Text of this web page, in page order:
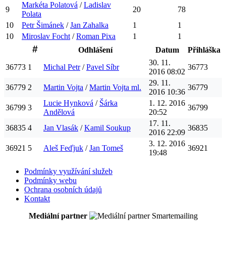
9
Markéta Polatová /Ladislav
Polata
20
78
10
Petr Šimánek /Jan Zahalka 1
1
10
Miroslav Focht /Roman Pixa 1
1
Odhlášení
Datum
Přihláška
36773 1 Michal Petr/Pavel Síbr
30. 11.
2016 08:02
36773
36779 2 Martin Vojta /Martin Vojta ml.
29. 11.
2016 10:36
36779
36799 3
Lucie Hynková / Šárka
Andělová
1. 12. 2016
20:52
36799
36835 4 Jan Vlasák /Kamil Soukup
17. 11.
2016 22:09
36835
36921 5 Aleš Feďjuk /Jan Tomeš
3. 12. 2016
19:48
36921
Podmínky využívání služeb
Podmínky webu
Ochrana osobních údajů
Kontakt
Mediální partner